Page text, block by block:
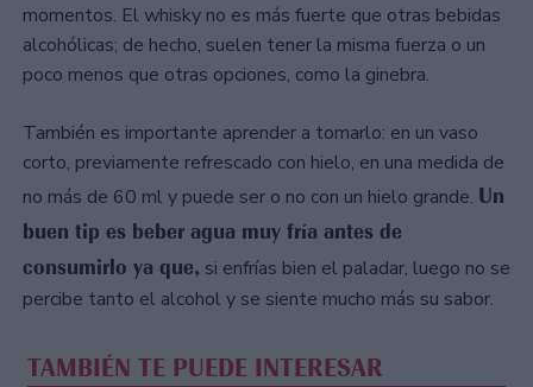
momentos. El whisky no es más fuerte que otras bebidas
alcohólicas; de hecho, suelen tener la misma fuerza o un
poco menos que otras opciones, como la ginebra.
También es importante aprender a tomarlo: en un vaso
corto, previamente refrescado con hielo, en una medida de
no más de 60 ml y puede ser o no con un hielo grande. Un
buen tip es beber agua muy fría antes de
consumirlo ya que, si enfrías bien el paladar, luego no se
percibe tanto el alcohol y se siente mucho más su sabor.
TAMBIÉN TE PUEDE INTERESAR